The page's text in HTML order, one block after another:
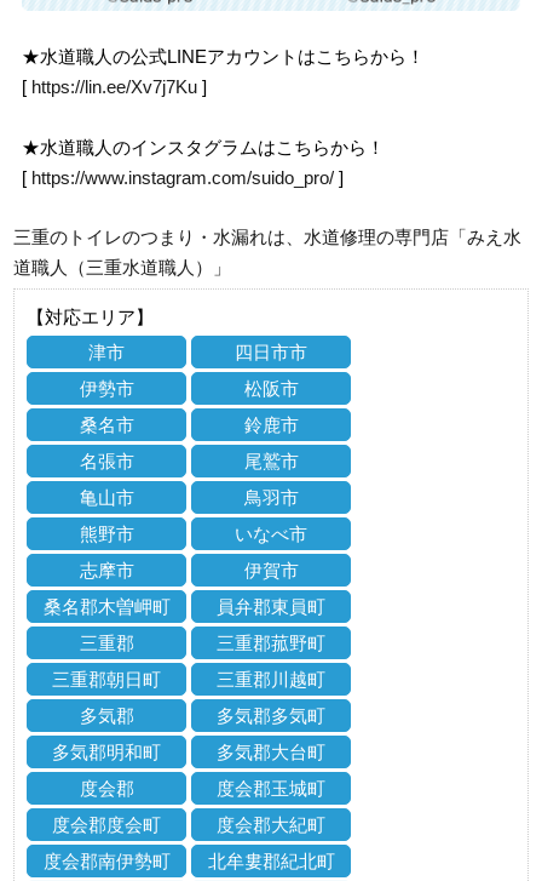
★水道職人の公式LINEアカウントはこちらから！
[ https://lin.ee/Xv7j7Ku ]
★水道職人のインスタグラムはこちらから！
[ https://www.instagram.com/suido_pro/ ]
三重のトイレのつまり・水漏れは、水道修理の専門店「みえ水
道職人（三重水道職人）」
【対応エリア】
津市
四日市市
伊勢市
松阪市
桑名市
鈴鹿市
名張市
尾鷲市
亀山市
鳥羽市
熊野市
いなべ市
志摩市
伊賀市
桑名郡木曽岬町
員弁郡東員町
三重郡
三重郡菰野町
三重郡朝日町
三重郡川越町
多気郡
多気郡多気町
多気郡明和町
多気郡大台町
度会郡
度会郡玉城町
度会郡度会町
度会郡大紀町
度会郡南伊勢町
北牟婁郡紀北町